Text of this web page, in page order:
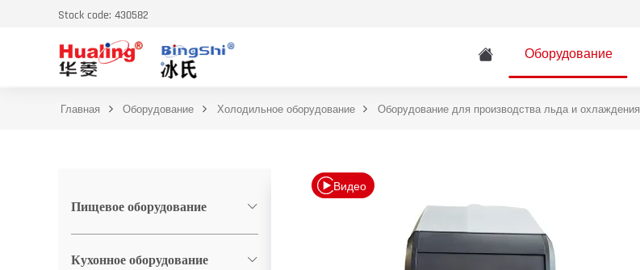
Stock code: 430582
Оборудование
Главная Оборудование Холодильное оборудование Оборудование для производства льда и охлаждения
Видео
Пищевое оборудование
Кухонное оборудование